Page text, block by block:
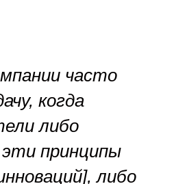
часто
когда
либо
принципы
либо